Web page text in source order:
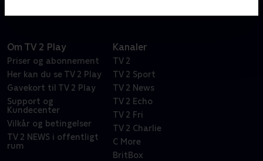
Om TV 2 Play
Priser og abonnement
Her kan du se TV 2 Play
Gavekort til TV 2 Play
Support og
Kundecenter
Vilkår og betingelser
TV 2 NEWS i offentligt
rum
Kanaler
TV 2
TV 2 Sport
TV 2 News
TV 2 Echo
TV 2 Fri
TV 2 Charlie
C More
BritBox